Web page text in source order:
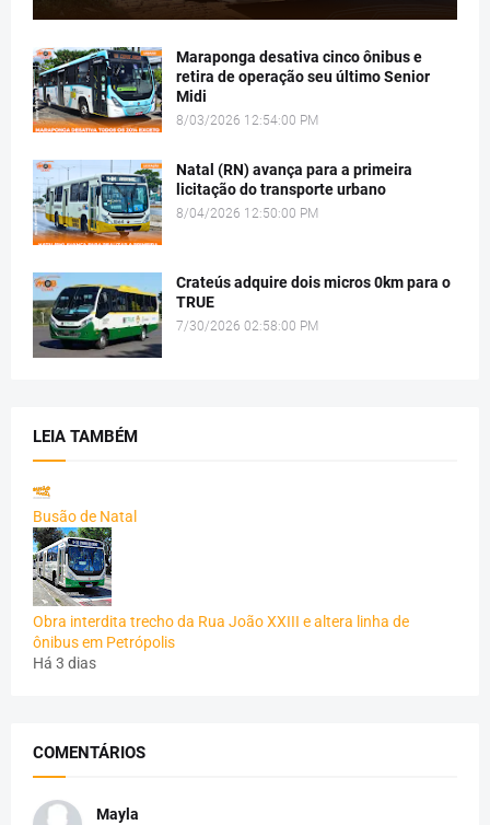
Maraponga desativa cinco ônibus e
retira de operação seu último Senior
Midi
8/03/2026 12:54:00 PM
Natal (RN) avança para a primeira
licitação do transporte urbano
8/04/2026 12:50:00 PM
Crateús adquire dois micros 0km para o
TRUE
7/30/2026 02:58:00 PM
LEIA TAMBÉM
Busão de Natal
Obra interdita trecho da Rua João XXIII e altera linha de
ônibus em Petrópolis
Há 3 dias
COMENTÁRIOS
Mayla